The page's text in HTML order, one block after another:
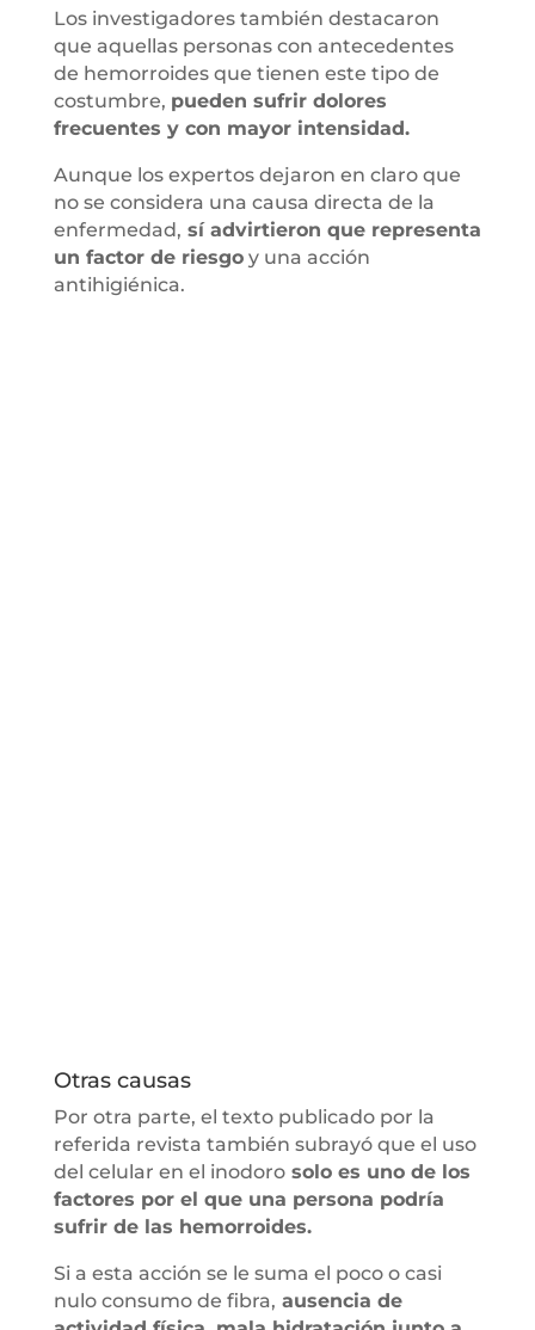
Los investigadores también destacaron
que aquellas personas con antecedentes
de hemorroides que tienen este tipo de
costumbre, pueden sufrir dolores
frecuentes y con mayor intensidad.
Aunque los expertos dejaron en claro que
no se considera una causa directa de la
enfermedad, sí advirtieron que representa
un factor de riesgoy una acción
antihigiénica.
Otras causas
Por otra parte, el texto publicado por la
referida revista también subrayó que el uso
del celular en el inodorosolo es uno de los
factores por el que una persona podría
sufrir de las hemorroides.
Si a esta acción se le suma el poco o casi
nulo consumo de fibra, ausencia de